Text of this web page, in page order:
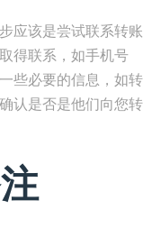
应该是尝试联系转账
得联系，如手机号
些必要的信息，如转
认是否是他们向您转